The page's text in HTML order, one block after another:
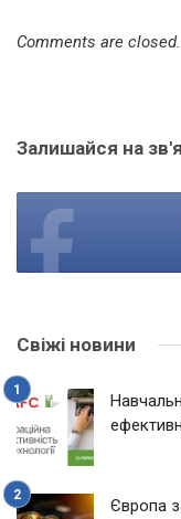
Comments are closed.
Залишайся на
Свіжі новини
Європа